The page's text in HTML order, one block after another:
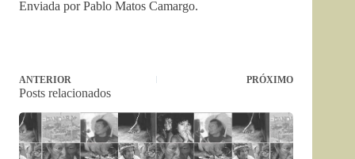
Enviada porPablo Matos Camargo.
ANTERIOR PRÓXIMO
Posts relacionados